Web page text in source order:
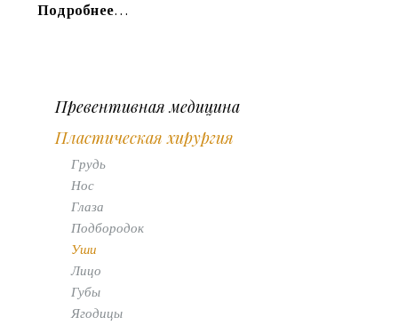
Превентивная медицина
Пластическая хирургия
Грудь
Нос
Глаза
Подбородок
Уши
Лицо
Губы
Ягодицы
Подробнее…